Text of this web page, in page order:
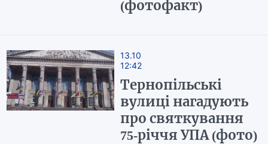
(фотофакт)
13.10
12:42
Тернопільські
вулиці нагадують
про святкування
75-річчя УПА (фото)